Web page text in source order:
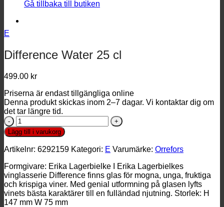
Gå tillbaka till butiken
E
Difference Water 25 cl
499.00 kr
Priserna är endast tillgängliga online
Denna produkt skickas inom 2–7 dagar. Vi kontaktar dig om
det tar längre tid.
Difference
Water
25
cl
Lägg till i varukorg
Artikelnr: 6292159 Kategori: E Varumärke: Orrefors
Formgivare: Erika Lagerbielke I Erika Lagerbielkes
vinglasserie Difference finns glas för mogna, unga, fruktiga
och krispiga viner. Med genial utformning på glasen lyfts
vinets bästa karaktärer till en fulländad njutning. Storlek: H
147 mm W 75 mm